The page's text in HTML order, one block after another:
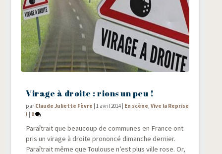
Virage à droite : rions un peu !
par Claude Juliette Fèvre | 1 avril 2014 | En scène ,Vive la Reprise
! | 0
Paraî­trait que beau­coup de com­munes en France ont
pris un virage à droite pro­non­cé dimanche der­nier.
Paraî­trait même que Tou­louse n’est plus ville rose. Or,